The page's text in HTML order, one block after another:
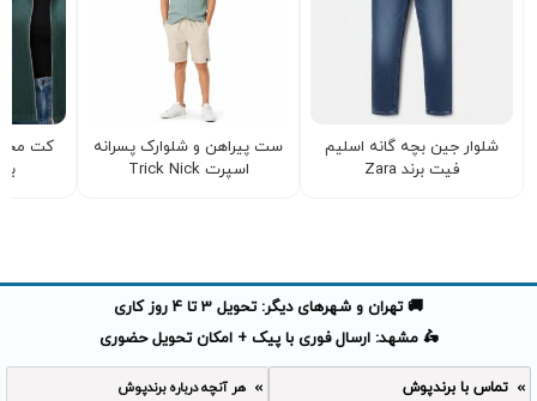
شلوار جین بچه گانه اسلیم
فیت برند Zara
ست پیراهن و شلوارک پسرانه
اسپرت Trick Nick
کت
🚚 تهران و شهرهای دیگر: تحویل 3 تا 4 روز کاری
🛵 مشهد: ارسال فوری با پیک + امکان تحویل حضوری
تماس با برندپوش هر آنچه درباره برندپوش